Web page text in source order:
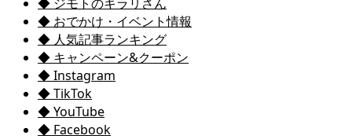
◆ おでかけ・イベント情報
◆ 人気記事ランキング
◆ キャンペーン&クーポン
◆ Instagram
◆ TikTok
◆ YouTube
◆ Facebook